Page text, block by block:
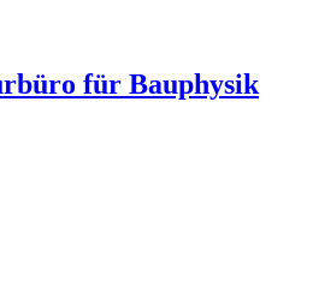
für Bauphysik